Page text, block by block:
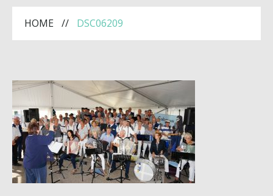
HOME DSC06209